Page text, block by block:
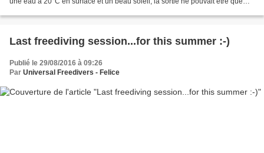
Last freediving session...for this summer :-)
Publié le 29/08/2016 à 09:26
Par Universal Freedivers - Felice